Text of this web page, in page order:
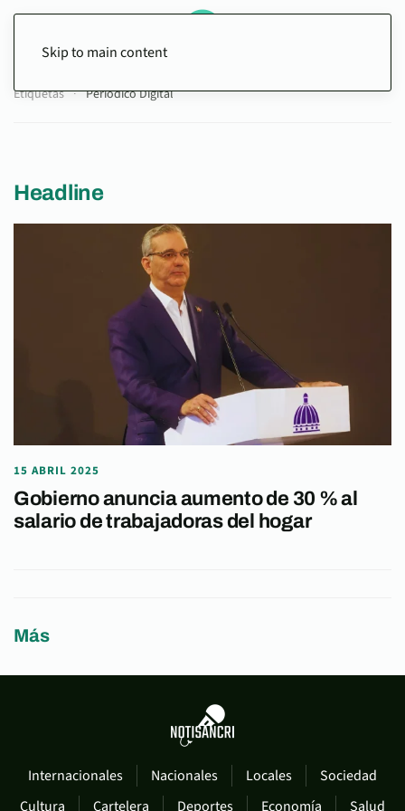
Skip to main content
Etiquetas Periódico Digital
Headline
15 ABRIL 2025
Gobierno anuncia aumento de 30 % al
salario de trabajadoras del hogar
Más
Internacionales Nacionales Locales
Sociedad
Cultura
Cartelera Deportes Economía Salud